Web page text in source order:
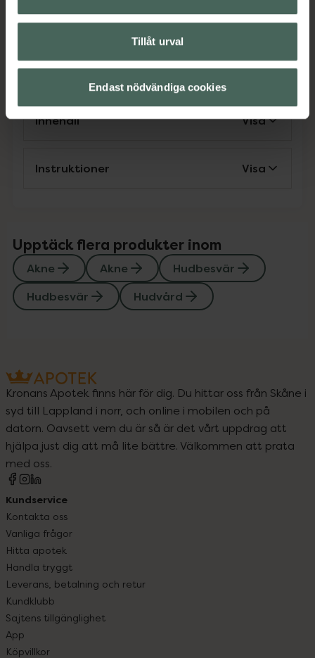
Tillåt urval
Endast nödvändiga cookies
EAN:08436585434985
AkneAkneHudbesvärHudbesvärHudvård
Innehåll Visa
Instruktioner Visa
Upptäck flera produkter inom
Akne Akne
Hudbesvär
Hudbesvär
Hudvård
Kronans Apotek finns här för dig. Du hittar oss från Skåne i
syd till Lappland i norr, och online i mobilen och på
datorn. Oavsett vem du är så är det vårt uppdrag att
hjälpa just dig att må lite bättre. Välkommen att prata
med oss.
Kundservice
Kontakta oss
Vanliga frågor
Hitta apotek
Handla tryggt
Leverans, betalning och retur
Kundklubb
Sajtens tillgänglighet
App
Köpvillkor